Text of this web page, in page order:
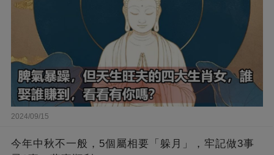
2024/09/15
今年中秋不一般，5個屬相要「躲月」，牢記做3事